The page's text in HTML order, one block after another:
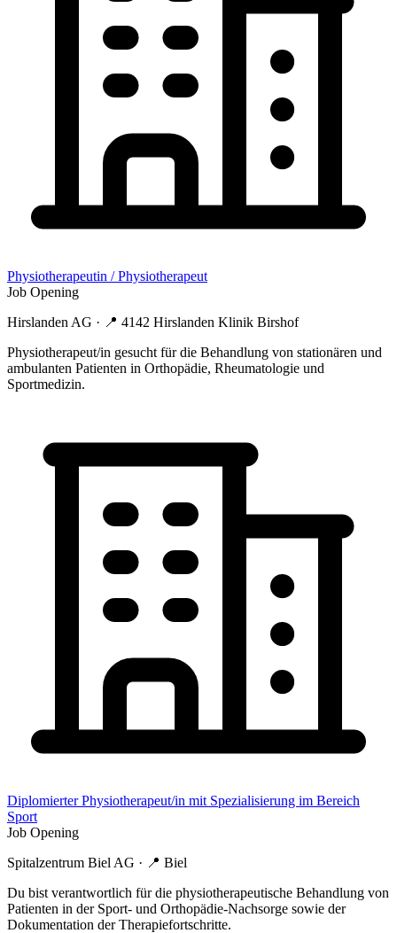
Physiotherapeutin / Physiotherapeut
Job Opening
Hirslanden AG · 📍 4142 Hirslanden Klinik Birshof
Physiotherapeut/in gesucht für die Behandlung von stationären und
ambulanten Patienten in Orthopädie, Rheumatologie und
Sportmedizin.
Diplomierter Physiotherapeut/in mit Spezialisierung im Bereich
Sport
Job Opening
Spitalzentrum Biel AG · 📍 Biel
Du bist verantwortlich für die physiotherapeutische Behandlung von
Patienten in der Sport- und Orthopädie-Nachsorge sowie der
Dokumentation der Therapiefortschritte.